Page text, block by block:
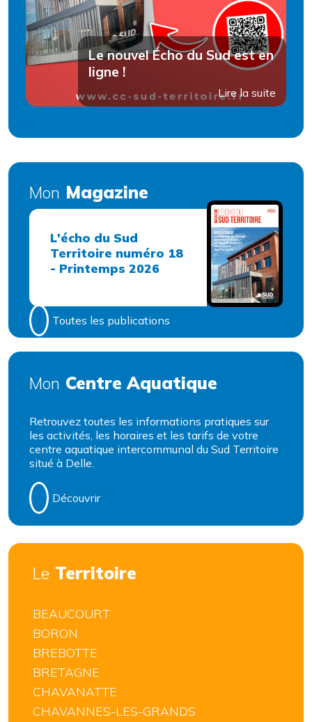
Le nouvel Écho du Sud est en
ligne !
Lire la suite
Mon Magazine
L'écho du Sud
Territoire numéro 18
- Printemps 2026
Toutes les publications
Mon Centre Aquatique
Retrouvez toutes les informations pratiques sur
les activités, les horaires et les tarifs de votre
centre aquatique intercommunal du Sud Territoire
situé à Delle.
Découvrir
Le Territoire
BEAUCOURT
BORON
BREBOTTE
BRETAGNE
CHAVANATTE
CHAVANNES-LES-GRANDS